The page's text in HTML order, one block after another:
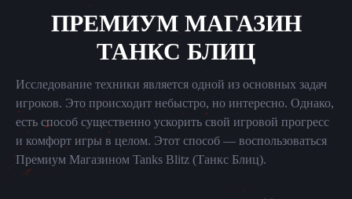
ПРЕМИУМ МАГАЗИН
ТАНКС БЛИЦ
Исследование техники является одной из основных задач
игроков. Это происходит небыстро, но интересно. Однако,
есть способ существенно ускорить свой игровой прогресс
и комфорт игры в целом. Этот способ — воспользоваться
Премиум Магазином Tanks Blitz (Танкс Блиц).